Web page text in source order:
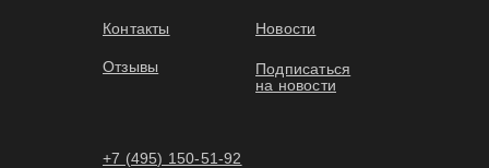
Отзывы
Контакты
+7 (495) 150-51-92
Новости
Подписаться
на новости